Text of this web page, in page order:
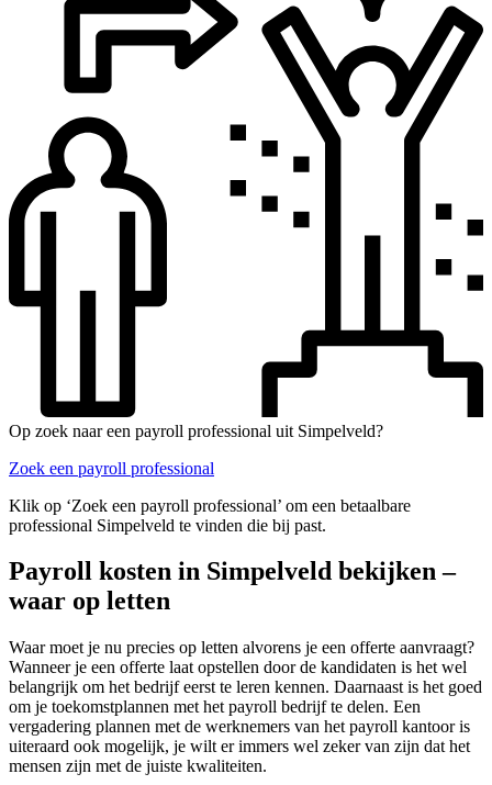
Op zoek naar een payroll professional uit Simpelveld?
Zoek een payroll professional
Klik op ‘Zoek een payroll professional’ om een betaalbare
professional Simpelveld te vinden die bij past.
Payroll kosten in Simpelveld bekijken –
waar op letten
Waar moet je nu precies op letten alvorens je een offerte aanvraagt?
Wanneer je een offerte laat opstellen door de kandidaten is het wel
belangrijk om het bedrijf eerst te leren kennen. Daarnaast is het goed
om je toekomstplannen met het payroll bedrijf te delen. Een
vergadering plannen met de werknemers van het payroll kantoor is
uiteraard ook mogelijk, je wilt er immers wel zeker van zijn dat het
mensen zijn met de juiste kwaliteiten.